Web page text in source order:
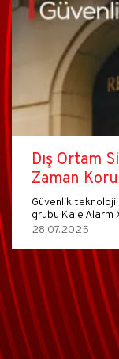
Dış Ortam
Zaman
Güvenlik
grubu Kale Alarm
28.07.2025